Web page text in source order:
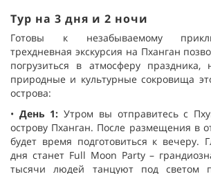
Тур на 3 дня и 2 ночи
Готовы к незабываемому
трехдневная экскурсия на Пханган
погрузиться в атмосферу праздника,
природные и культурные сокровища
острова:
• День 1: Утром вы отправитесь с
острову Пханган. После размещения в
будет время подготовиться к вечеру.
дня станет Full Moon Party –
тысячи людей танцуют под светом